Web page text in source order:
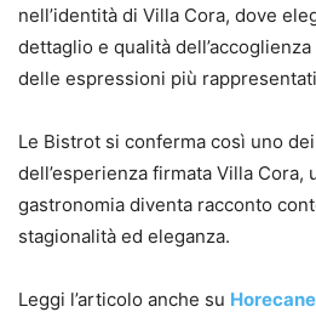
nell’identità di Villa Cora, dove
dettaglio e qualità
delle espressioni più
Le Bistrot si conferma così uno
dell’esperienza firmata Villa Cora,
gastronomia diventa racconto
stagionalità ed eleganza.
Leggi l’articolo anche su